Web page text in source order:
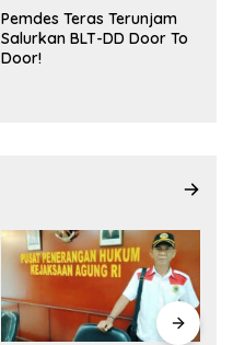
Pemdes Teras Terunjam
Salurkan BLT-DD Door To
Door!